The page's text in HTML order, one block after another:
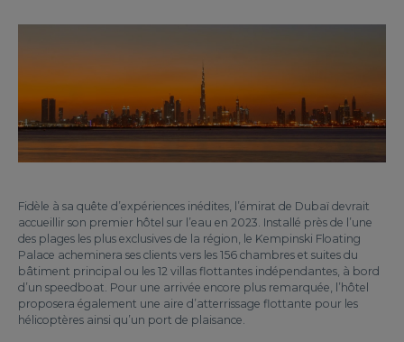
Fidèle à sa quête d’expériences inédites, l’émirat de Dubaï devrait
accueillir son premier hôtel sur l’eau en 2023. Installé près de l’une
des plages les plus exclusives de la région, le Kempinski Floating
Palace acheminera ses clients vers les 156 chambres et suites du
bâtiment principal ou les 12 villas flottantes indépendantes, à bord
d’un speedboat. Pour une arrivée encore plus remarquée, l’hôtel
proposera également une aire d’atterrissage flottante pour les
hélicoptères ainsi qu’un port de plaisance.